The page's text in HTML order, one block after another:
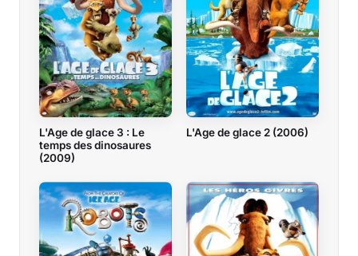
L'Age de glace 3 : Le
temps des dinosaures
(2009)
L'Age de glace 2 (2006)